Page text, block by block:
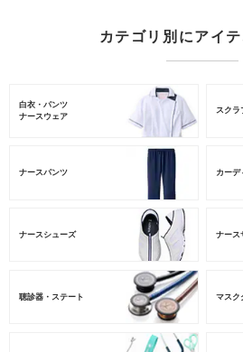
カテゴリ別にアイ
白衣・パンツ
ナースウェア
スクラ
ナースパンツ カーデ
ナースシューズ ナース
聴診器・ステート マスク